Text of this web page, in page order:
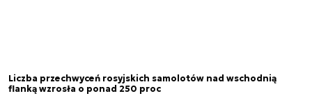
Liczba przechwyceń rosyjskich samolotów nad wschodnią
flanką wzrosła o ponad 250 proc